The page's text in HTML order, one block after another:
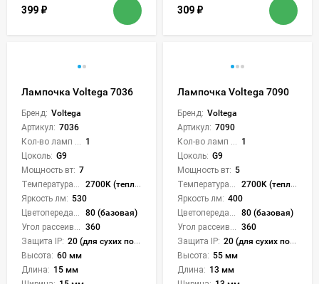
399 ₽ 309 ₽
Лампочка Voltega 7036
Бренд: Voltega
Артикул: 7036
1
Цоколь: G9
Мощность вт: 7
2700K (теплый)
Яркость лм: 530
80 (базовая)
360
Защита IP: 20 (для сухих пом.)
Высота: 60 мм
Длина: 15 мм
Лампочка Voltega 7090
Бренд: Voltega
Артикул: 7090
1
Цоколь: G9
Мощность вт: 5
2700K (теплый)
Яркость лм: 400
80 (базовая)
360
Защита IP: 20 (для сухих пом.)
Высота: 55 мм
Длина: 13 мм